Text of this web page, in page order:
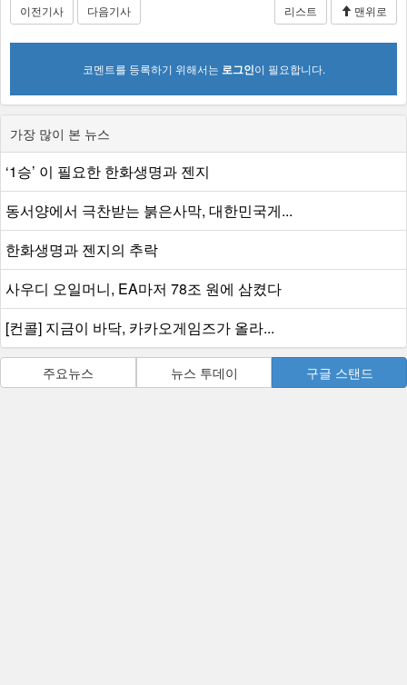
이전기사 다음기사 리스트 맨위로
코멘트를 등록하기 위해서는 로그인이 필요합니다.
가장 많이 본 뉴스
‘1승’ 이 필요한 한화생명과 젠지
동서양에서 극찬받는 붉은사막, 대한민국게...
한화생명과 젠지의 추락
사우디 오일머니, EA마저 78조 원에 삼켰다
[컨콜] 지금이 바닥, 카카오게임즈가 올라...
주요뉴스 뉴스 투데이 구글 스탠드